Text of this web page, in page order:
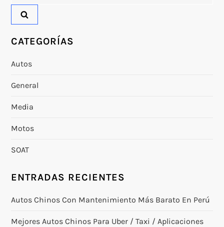
CATEGORÍAS
Autos
General
Media
Motos
SOAT
ENTRADAS RECIENTES
Autos Chinos Con Mantenimiento Más Barato En Perú
Mejores Autos Chinos Para Uber / Taxi / Aplicaciones